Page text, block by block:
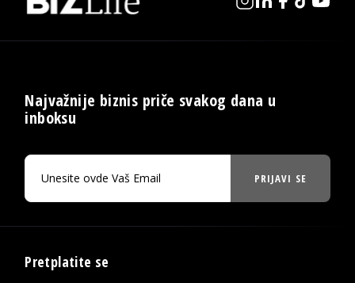
Najvažnije biznis priče svakog dana u
inboksu
PRIJAVI SE
Pretplatite se